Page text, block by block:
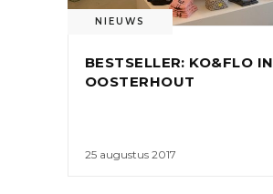
NIEUWS
BESTSELLER: KO&FLO IN
OOSTERHOUT
25 augustus 2017